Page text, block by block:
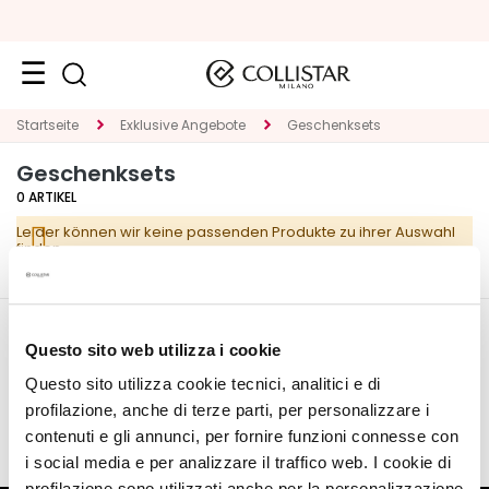
Questo sito web utilizza i cookie
Questo sito utilizza cookie tecnici, analitici e di
profilazione, anche di terze parti, per personalizzare i
contenuti e gli annunci, per fornire funzioni connesse con
i social media e per analizzare il traffico web. I cookie di
Reiseformate
Neuheiten
Gesicht
A
T
G
O
R
Startseite Exklusive Angebote Geschenksets
Geschenksets
0 ARTIKEL
Leider können wir keine passenden Produkte zu ihrer Auswahl
finden.
MEIN PROFIL
Angaben zum Account
Meine Wishlist